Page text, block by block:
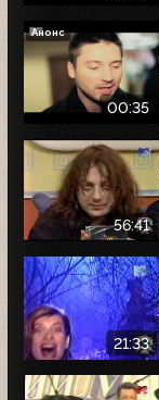
00:35
Анонс
56:41
21:33